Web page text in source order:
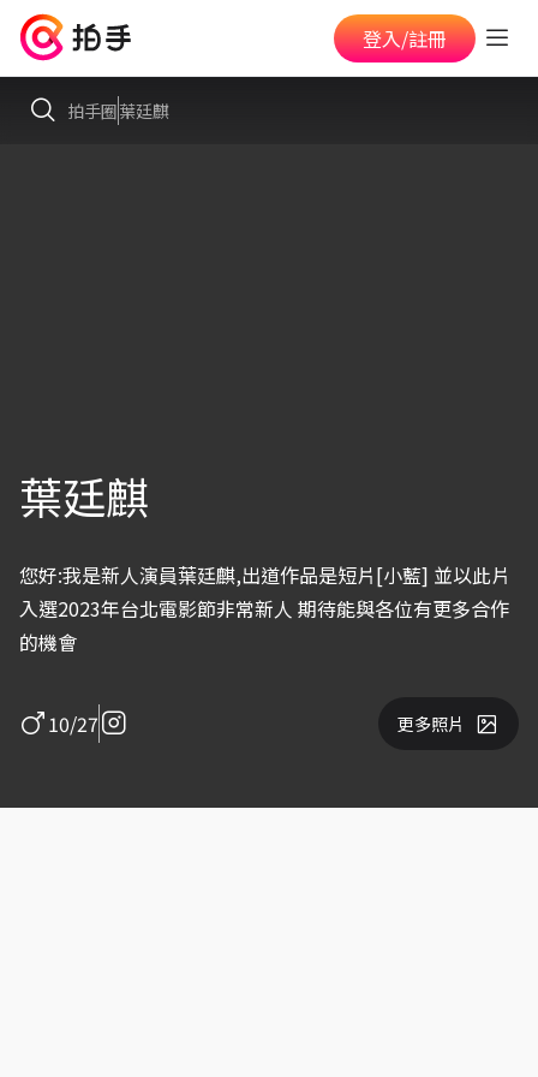
登入/註冊
拍手圈葉廷麒
葉廷麒
您好:我是新人演員葉廷麒,出道作品是短片[小藍] 並以此片
入選2023年台北電影節非常新人 期待能與各位有更多合作
的機會
10/27 更多照片